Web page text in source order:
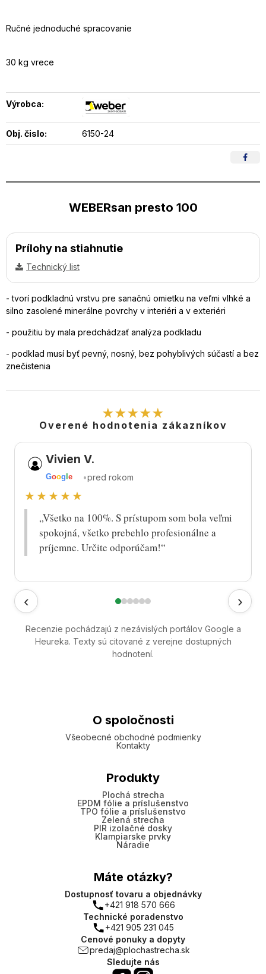
Ručné jednoduché spracovanie
30 kg vrece
Výrobca:
Obj. čislo: 6150-24
WEBERsan presto 100
Prílohy na stiahnutie
Technický list
- tvorí podkladnú vrstvu pre sanačnú omietku na veľmi vlhké a
silno zasolené minerálne povrchy v interiéri a v exteriéri
- použitiu by mala predchádzať analýza podkladu
- podklad musí byť pevný, nosný, bez pohyblivých súčastí a bez
znečistenia
★★★★★
Overené hodnotenia zákazníkov
‹
Vivien V.
Goog le •pred rokom
★★★★★
„Všetko na 100%. S prístupom som bola veľmi
spokojná, všetko prebehlo profesionálne a
príjemne. Určite odporúčam!“
›
Recenzie pochádzajú z nezávislých portálov Google a
Heureka. Texty sú citované z verejne dostupných
hodnotení.
O spoločnosti
Všeobecné obchodné podmienky
Kontakty
Produkty
Plochá strecha
EPDM fólie a príslušenstvo
TPO fólie a príslušenstvo
Zelená strecha
PIR izolačné dosky
Klampiarske prvky
Náradie
Máte otázky?
Dostupnosť tovaru a objednávky
+421 918 570 666
Technické poradenstvo
+421 905 231 045
Cenové ponuky a dopyty
predaj@plochastrecha.sk
Sledujte nás